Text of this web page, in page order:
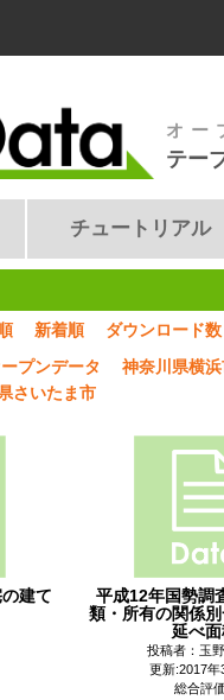
オー
テー
チュートリアル
新着順 ダウンロード数
プンデータ 神奈川県横
さいたま市
建て
平成12年国勢
類・所有の関係別
延べ
投稿者：玉
更新:2017年
総合評